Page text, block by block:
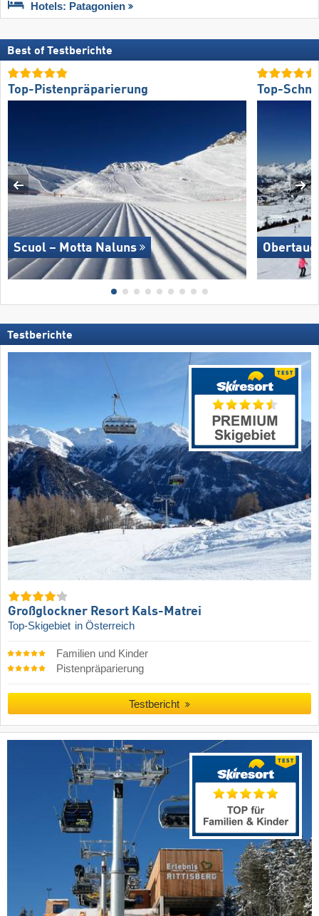
Hotels: Patagonien
Best of Testberichte
Top-Pistenpräparierung
Scuol – Motta Naluns
Top-
Testberichte
Großglockner Resort Kals-Matrei
Top-Skigebiet in Österreich
Familien und Kinder
Pistenpräparierung
Testbericht